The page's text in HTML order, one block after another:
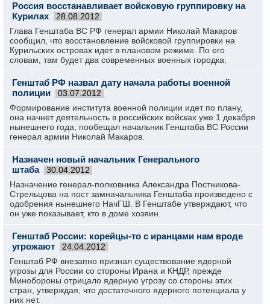
Россия восстанавливает войсковую группировку на
Курилах
28.08.2012
Глава Генштаба ВС РФ генерал армии Николай Макаров
сообщил, что восстановление войсковой группировки на
Курильских островах идет в плановом режиме. По его
словам, там будет два современных военных городка.
Генштаб РФ назвал дату начала работы военной
полиции
03.07.2012
Формирование института военной полиции идет по плану,
она начнет деятельность в российских войсках уже 1 декабря
нынешнего года, пообещал начальник Генштаба ВС России
генерал армии Николай Макаров.
Назначен новый начальник Генерального
штаба
30.04.2012
Назначение генерал-полковника Александра Постникова-
Стрельцова на пост замначальника Генштаба произведено с
одобрения нынешнего НачГШ. В Генштабе утверждают, что
он уже показывает, кто в доме хозяин.
Генштаб России: корейцы-то с иранцами нам вроде
угрожают
24.04.2012
Генштаб РФ внезапно признал существование ядерной
угрозы для России со стороны Ирана и КНДР, прежде
Минобороны отрицало ядерную угрозу со стороны этих
стран, утверждая, что достаточного ядерного потенциала у
них нет.